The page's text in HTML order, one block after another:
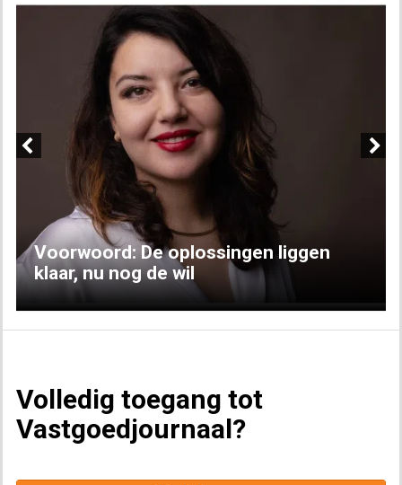
Voorwoord: De oplossingen liggen
klaar, nu nog de wil
Volledig toegang tot
Vastgoedjournaal?